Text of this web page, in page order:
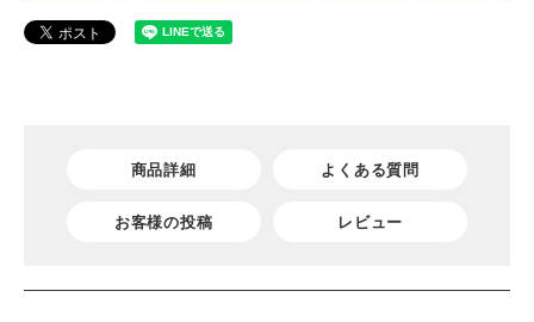
商品詳細 よくある質問
お客様の投稿 レビュー